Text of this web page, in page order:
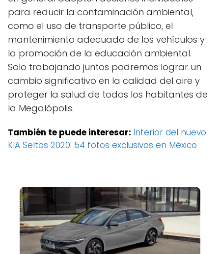
para reducir la contaminación ambiental,
como el uso de transporte público, el
mantenimiento adecuado de los vehículos y
la promoción de la educación ambiental.
Solo trabajando juntos podremos lograr un
cambio significativo en la calidad del aire y
proteger la salud de todos los habitantes de
la Megalópolis.
También te puede interesar: Interior del nuevo
KIA Seltos 2020: 54 fotos exclusivas en México